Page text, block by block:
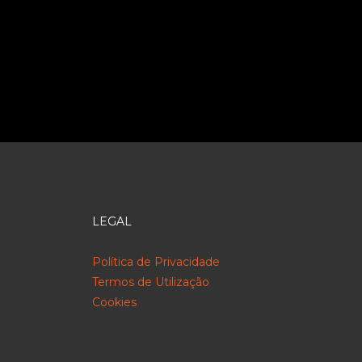
LEGAL
Política de Privacidade
Termos de Utilização
Cookies